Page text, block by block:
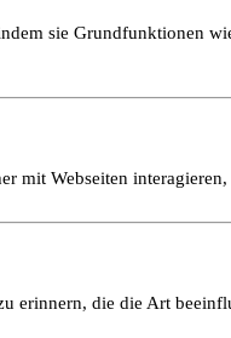
sie Grundfunktionen
mit Webseiten
erinnern, die die Art